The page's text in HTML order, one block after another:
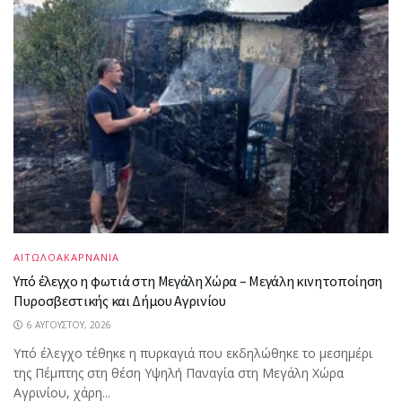
ΑΙΤΩΛΟΑΚΑΡΝΑΝΙΑ
Υπό έλεγχο η φωτιά στη Μεγάλη Χώρα – Μεγάλη κινητοποίηση
Πυροσβεστικής και Δήμου Αγρινίου
6 ΑΥΓΟΎΣΤΟΥ, 2026
Υπό έλεγχο τέθηκε η πυρκαγιά που εκδηλώθηκε το μεσημέρι
της Πέμπτης στη θέση Υψηλή Παναγία στη Μεγάλη Χώρα
Αγρινίου, χάρη...